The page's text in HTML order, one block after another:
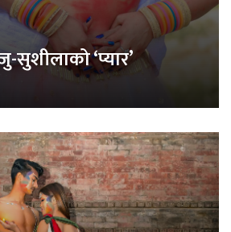
सुशीलाको ‘प्यार’